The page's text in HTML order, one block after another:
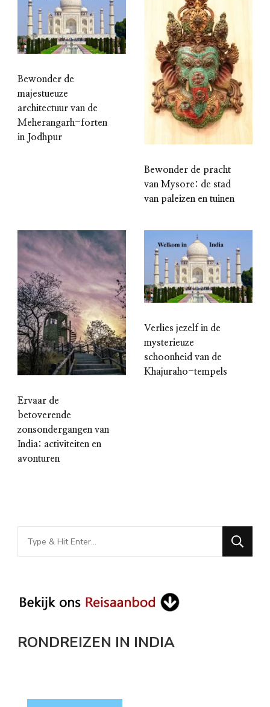
Bewonder de
majestueuze
architectuur van de
Meherangarh-forten
in Jodhpur
Bewonder de pracht
van Mysore: de stad
van paleizen en tuinen
Ervaar de
betoverende
zonsondergangen van
India: activiteiten en
avonturen
Verlies jezelf in de
mysterieuze
schoonheid van de
Khajuraho-tempels
Looking
for
RONDREIZEN IN INDIA